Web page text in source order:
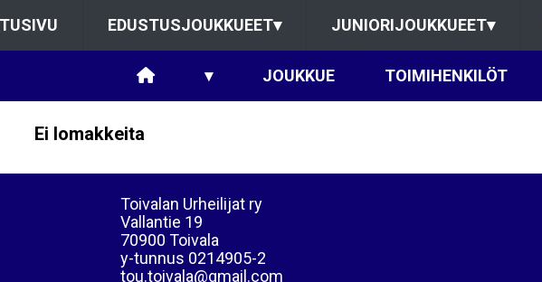
EDUSTUSJOUKKUEET▾ JUNIORIJOUKKUEET▾
▾ JOUKKUE TOIMIHENKILÖT
Ei lomakkeita
Toivalan Urheilijat ry
Vallantie 19
70900 Toivala
y-tunnus 0214905-2
tou.toivala@gmail.com